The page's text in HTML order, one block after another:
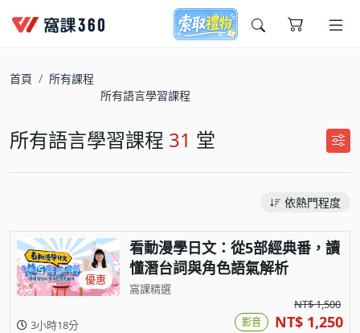
今天想要學什麼?
首頁
所有課程
所有語言學習課程
所有語言學習課程 31 堂
依熱門程度
優惠
看動漫學日文：從5部經典番，讀
懂潛台詞與角色語氣解析
窩課精選
3小時18分
NT$ 1,500
影音 NT$ 1,250